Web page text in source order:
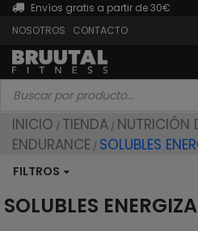
Envíos gratis a partir de 30€
NOSOTROS
CONTACTO
Búsqueda
productos
INICIO / TIENDA / NUTRICIÓN
ENDURANCE / SOLUBLES
FILTROS
SOLUBLES